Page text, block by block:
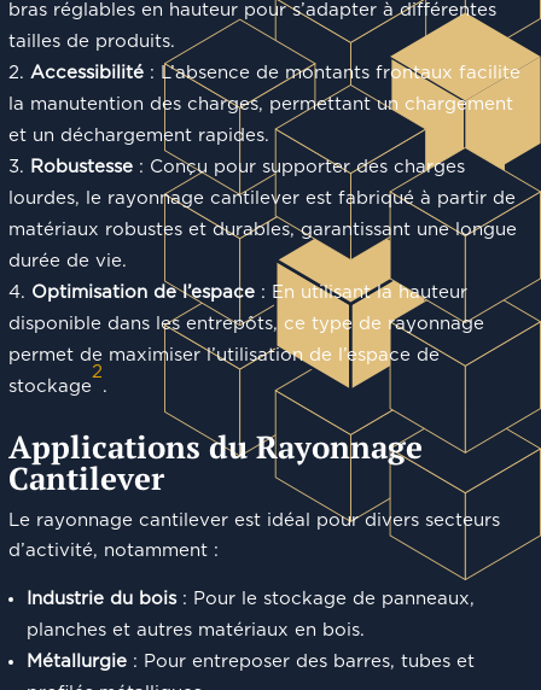
bras réglables en hauteur pour s’adapter à différentes
tailles de produits.
Accessibilité: L’absence de montants frontaux facilite
la manutention des charges, permettant un chargement
et un déchargement rapides.
Robustesse: Conçu pour supporter des charges
lourdes, le rayonnage cantilever est fabriqué à partir de
matériaux robustes et durables, garantissant une longue
durée de vie.
Optimisation de l’espace: En utilisant la hauteur
disponible dans les entrepôts, ce type de rayonnage
permet de maximiser l’utilisation de l’espace de
stockage
2
.
Applications du Rayonnage
Cantilever
Le rayonnage cantilever est idéal pour divers secteurs
d’activité, notamment :
Industrie du bois: Pour le stockage de panneaux,
planches et autres matériaux en bois.
Métallurgie: Pour entreposer des barres, tubes et